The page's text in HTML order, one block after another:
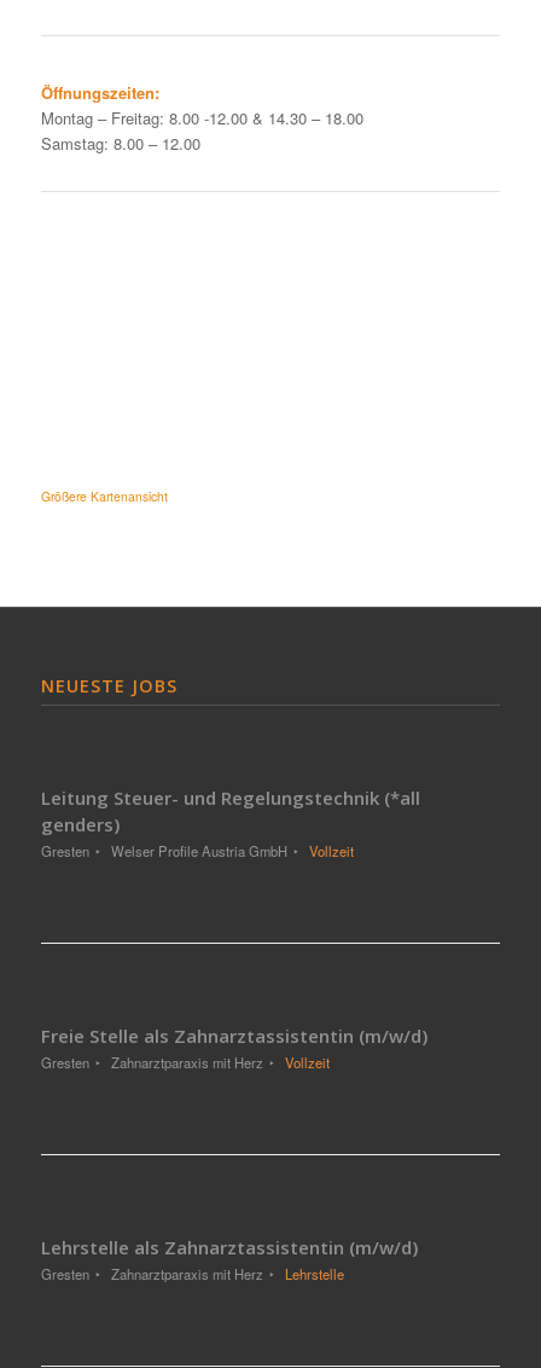
Öffnungszeiten:
Montag – Freitag: 8.00 -12.00 & 14.30 – 18.00
Samstag: 8.00 – 12.00
Größere Kartenansicht
NEUESTE JOBS
Leitung Steuer- und Regelungstechnik (*all
genders)
Gresten Welser Profile Austria GmbH Vollzeit
Freie Stelle als Zahnarztassistentin (m/w/d)
Gresten Zahnarztparaxis mit Herz Vollzeit
Lehrstelle als Zahnarztassistentin (m/w/d)
Gresten Zahnarztparaxis mit Herz Lehrstelle